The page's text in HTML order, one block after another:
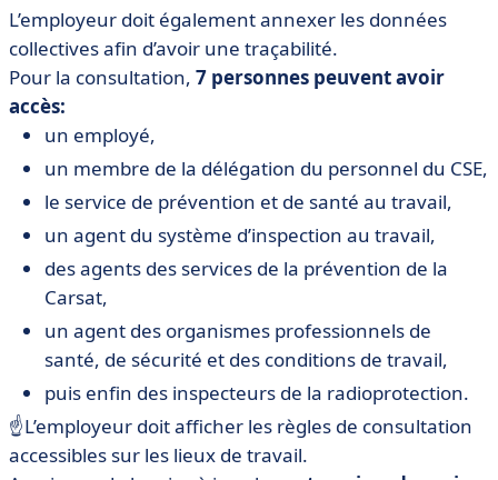
L’employeur doit également annexer les données
collectives afin d’avoir une traçabilité.
Pour la consultation, 7 personnes peuvent avoir
accès:
un employé,
un membre de la délégation du personnel du CSE,
le service de prévention et de santé au travail,
un agent du système d’inspection au travail,
des agents des services de la prévention de la
Carsat,
un agent des organismes professionnels de
santé, de sécurité et des conditions de travail,
puis enfin des inspecteurs de la radioprotection.
☝️L’employeur doit afficher les règles de consultation
accessibles sur les lieux de travail.